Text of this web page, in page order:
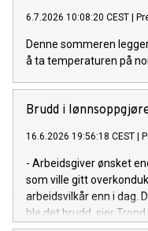
6.7.2026 10:08:20 CEST
Denne sommeren
å ta temperaturen på
Brudd i
16.6.2026 19:56:18 CEST
- Arbeidsgiver ønsket
som ville gitt
arbeidsvilkår enn i dag.
ble det brudd, sier